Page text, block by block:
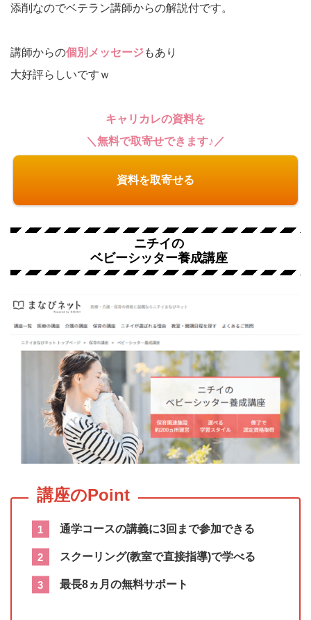
添削なのでベテラン講師からの解説付です。
講師からの個別メッセージもあり
大好評らしいですｗ
キャリカレの資料を
＼無料で取寄せできます♪／
資料を取寄せる
ニチイの
ベビーシッター養成講座
通学コースの講義に3回まで参加できる
スクーリング(教室で直接指導)で学べる
最長8ヵ月の無料サポート